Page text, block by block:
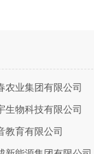
农业集团有限公司
生物科技有限公司
教育有限公司